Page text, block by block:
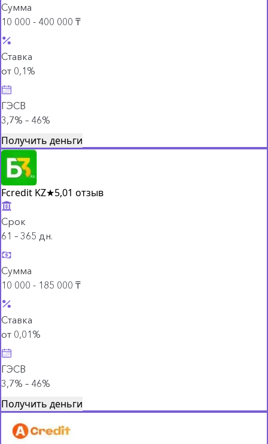
Сумма
10 000 - 400 000 ₸
Ставка
от 0,1%
ГЭСВ
3,7% – 46%
Получить деньги
Fcredit KZ★5,01 отзыв
Срок
61 – 365 дн.
Сумма
10 000 - 185 000 ₸
Ставка
от 0,01%
ГЭСВ
3,7% – 46%
Получить деньги